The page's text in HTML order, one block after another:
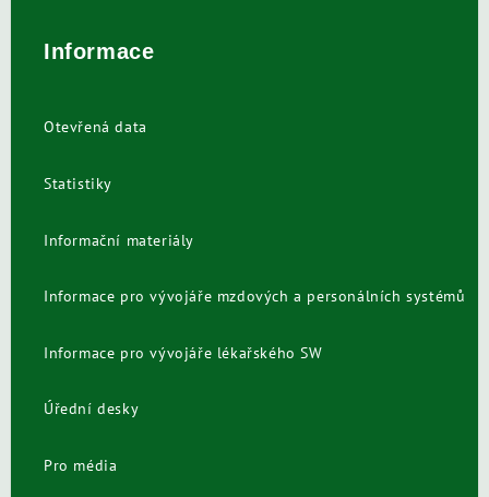
Informace
Otevřená data
Statistiky
Informační materiály
Informace pro vývojáře mzdových a personálních systémů
Informace pro vývojáře lékařského SW
Úřední desky
Pro média